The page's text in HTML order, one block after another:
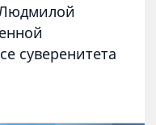
суверенитета